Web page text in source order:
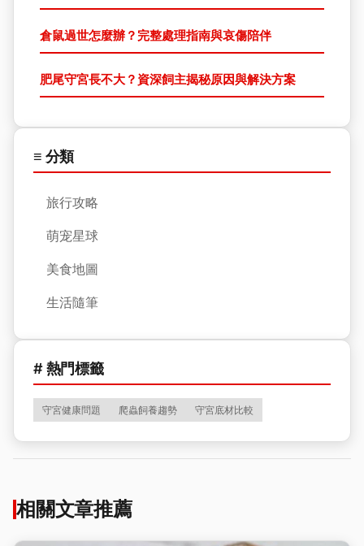
倉鼠過世怎麼辦？完整處理指南與哀傷陪伴
肥尾守宮長不大？資深飼主揭秘原因與解決方案
≡ 分類
旅行攻略
萌宠星球
美食地圖
生活隨筆
# 熱門標籤
守宮健康問題 爬蟲飼養趨勢 守宮底材比較
相關文章推薦